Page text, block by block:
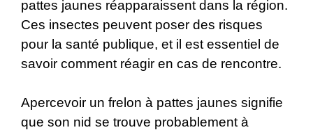
pattes jaunes réapparaissent dans la région.
Ces insectes peuvent poser des risques
pour la santé publique, et il est essentiel de
savoir comment réagir en cas de rencontre.
Apercevoir un frelon à pattes jaunes signifie
que son nid se trouve probablement à